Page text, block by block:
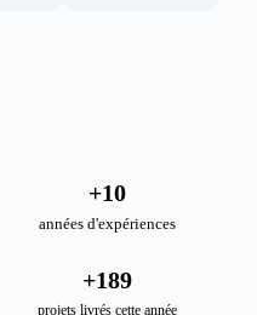
années d'expériences
+10
projets livrés cette année
+189